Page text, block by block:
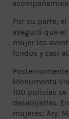
Por su parte,
aseguró que el
mujer les
fondos y casi
Monumenta
100 policías
desalojarlas.
mujeres: Ary,